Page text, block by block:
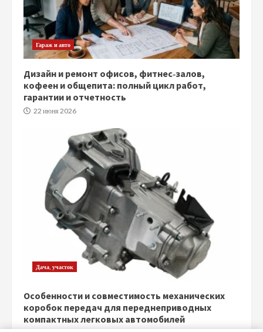
Гараж и авто
Дизайн и ремонт офисов, фитнес‑залов,
кофеен и общепита: полный цикл работ,
гарантии и отчетность
22 июня 2026
Дача, участок
Особенности и совместимость механических
коробок передач для переднеприводных
компактных легковых автомобилей